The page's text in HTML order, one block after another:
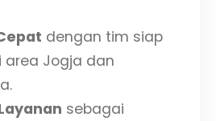
dengan tim siap
area Jogja dan
sebagai